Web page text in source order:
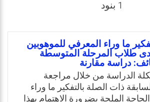
1 بنود
ما وراء المعرفي للموهوبين
طلاب المرحلة المتوسطة
دراسة مقارنة
الدراسة من خلال مراجعة
ذات الصلة بالتفكير ما وراء
الملحة بضرورة الاهتمام بهذا